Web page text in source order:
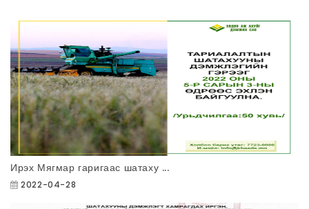
Ирэх Мягмар гаригаас шатаху ...
2022-04-28